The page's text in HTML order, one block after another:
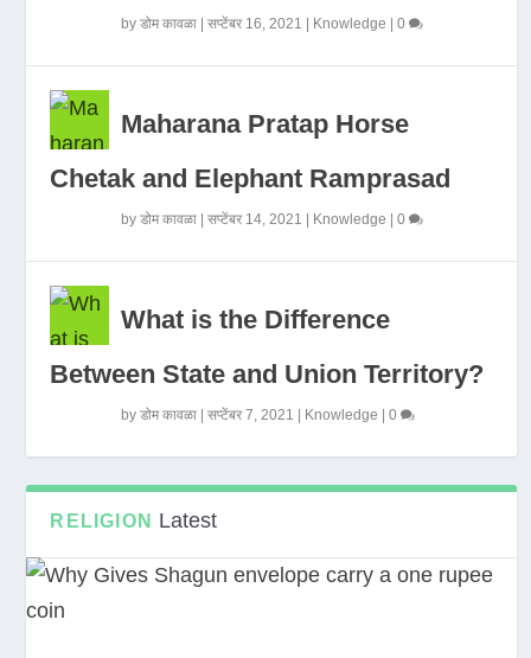
byडोम कावळा |सप्टेंबर 16, 2021 Knowledge |0
Maharana Pratap Horse
Chetak and Elephant Ramprasad
byडोम कावळा |सप्टेंबर 14, 2021 Knowledge |0
What is the Difference
Between State and Union Territory?
byडोम कावळा |सप्टेंबर 7, 2021 Knowledge |0
RELIGION Latest